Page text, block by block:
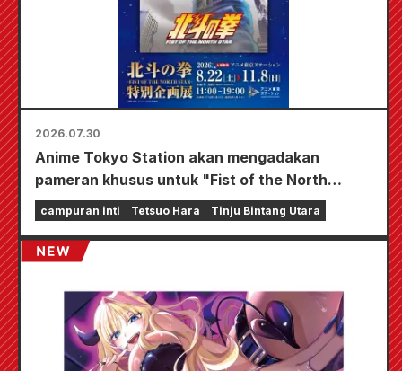
2026.07.30
Anime Tokyo Station akan mengadakan
pameran khusus untuk "Fist of the North
Star"!!
campuran inti Tetsuo Hara Tinju Bintang Utara